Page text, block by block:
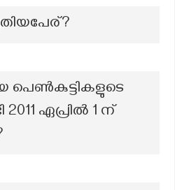
പെണ്‍കുട്ടികളുടെ
ഏപ്രില്‍ 1 ന്